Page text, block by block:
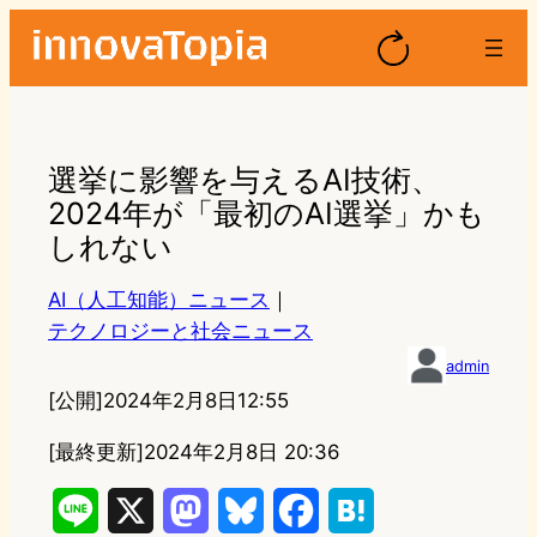
選挙に影響を与えるAI技術、
2024年が「最初のAI選挙」かも
しれない
AI（人工知能）ニュース ｜
テクノロジーと社会ニュース
admin
[公開]2024年2月8日12:55
[最終更新]2024年2月8日 20:36